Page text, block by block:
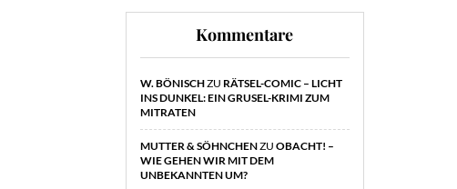
Kommentare
W. BÖNISCHZU RÄTSEL-COMIC – LICHT
INS DUNKEL: EIN GRUSEL-KRIMI ZUM
MITRATEN
MUTTER & SÖHNCHENZU OBACHT! –
WIE GEHEN WIR MIT DEM
UNBEKANNTEN UM?